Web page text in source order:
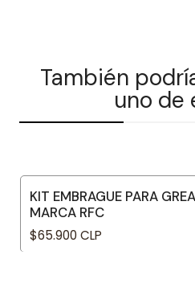
También
uno de
KIT EMBRAGUE PARA
MARCA RFC
$65.900 CLP